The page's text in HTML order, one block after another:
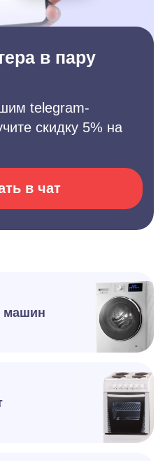
в пару
telegram-
скидку 5% на
в чат
машин